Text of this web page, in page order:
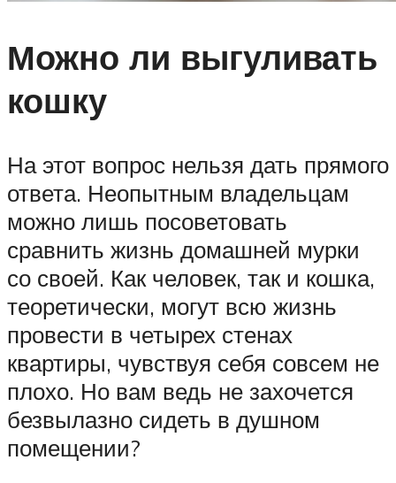
Можно ли выгуливать
кошку
На этот вопрос нельзя дать прямого
ответа. Неопытным владельцам
можно лишь посоветовать
сравнить жизнь домашней мурки
со своей. Как человек, так и кошка,
теоретически, могут всю жизнь
провести в четырех стенах
квартиры, чувствуя себя совсем не
плохо. Но вам ведь не захочется
безвылазно сидеть в душном
помещении?